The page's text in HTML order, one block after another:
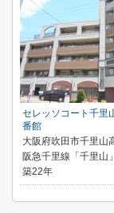
セレッソコート千里
番館
大阪府吹田市千里山
阪急千里線「千里山
築22年